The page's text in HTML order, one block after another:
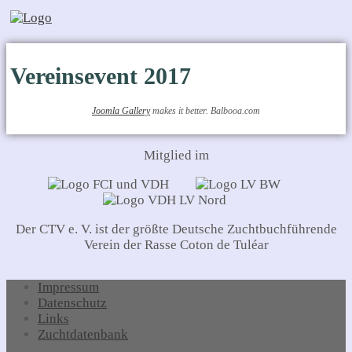
Vereinsevent 2017
Joomla Gallerymakes it better. Balbooa.com
Mitglied im
Der CTV e. V. ist der größte Deutsche Zuchtbuchführende
Verein der Rasse Coton de Tuléar
Impressum
Datenschutz
Links
Zuchtdatenbank